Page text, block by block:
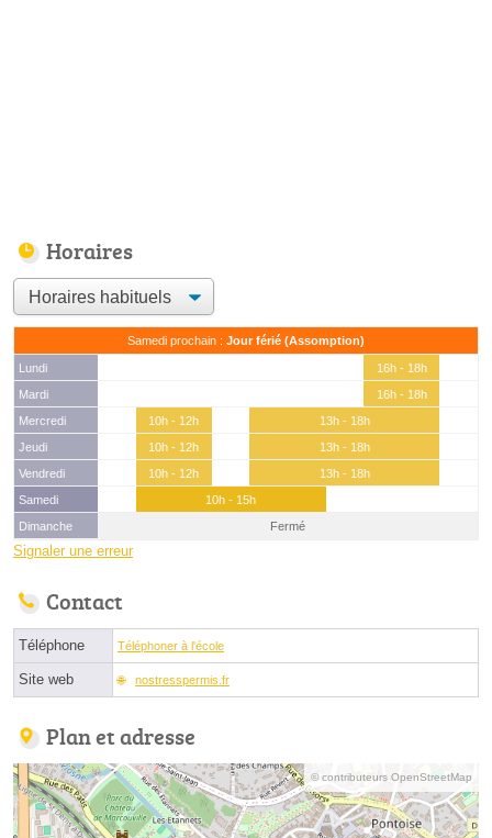
Horaires
Samedi prochain : Jour férié (Assomption)
Lundi
16h - 18h
Mardi
16h - 18h
Mercredi
10h - 12h
13h - 18h
Jeudi
10h - 12h
13h - 18h
Vendredi
10h - 12h
13h - 18h
Samedi
10h - 15h
Dimanche
Fermé
Signaler une erreur
Contact
Téléphone Téléphoner à l'école
Site web nostresspermis.fr
Plan et adresse
© contributeurs OpenStreetMap